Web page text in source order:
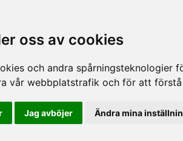
oss av cookies
och andra
vår webbplatstrafik och för att
Jag avböjer Ändra mina